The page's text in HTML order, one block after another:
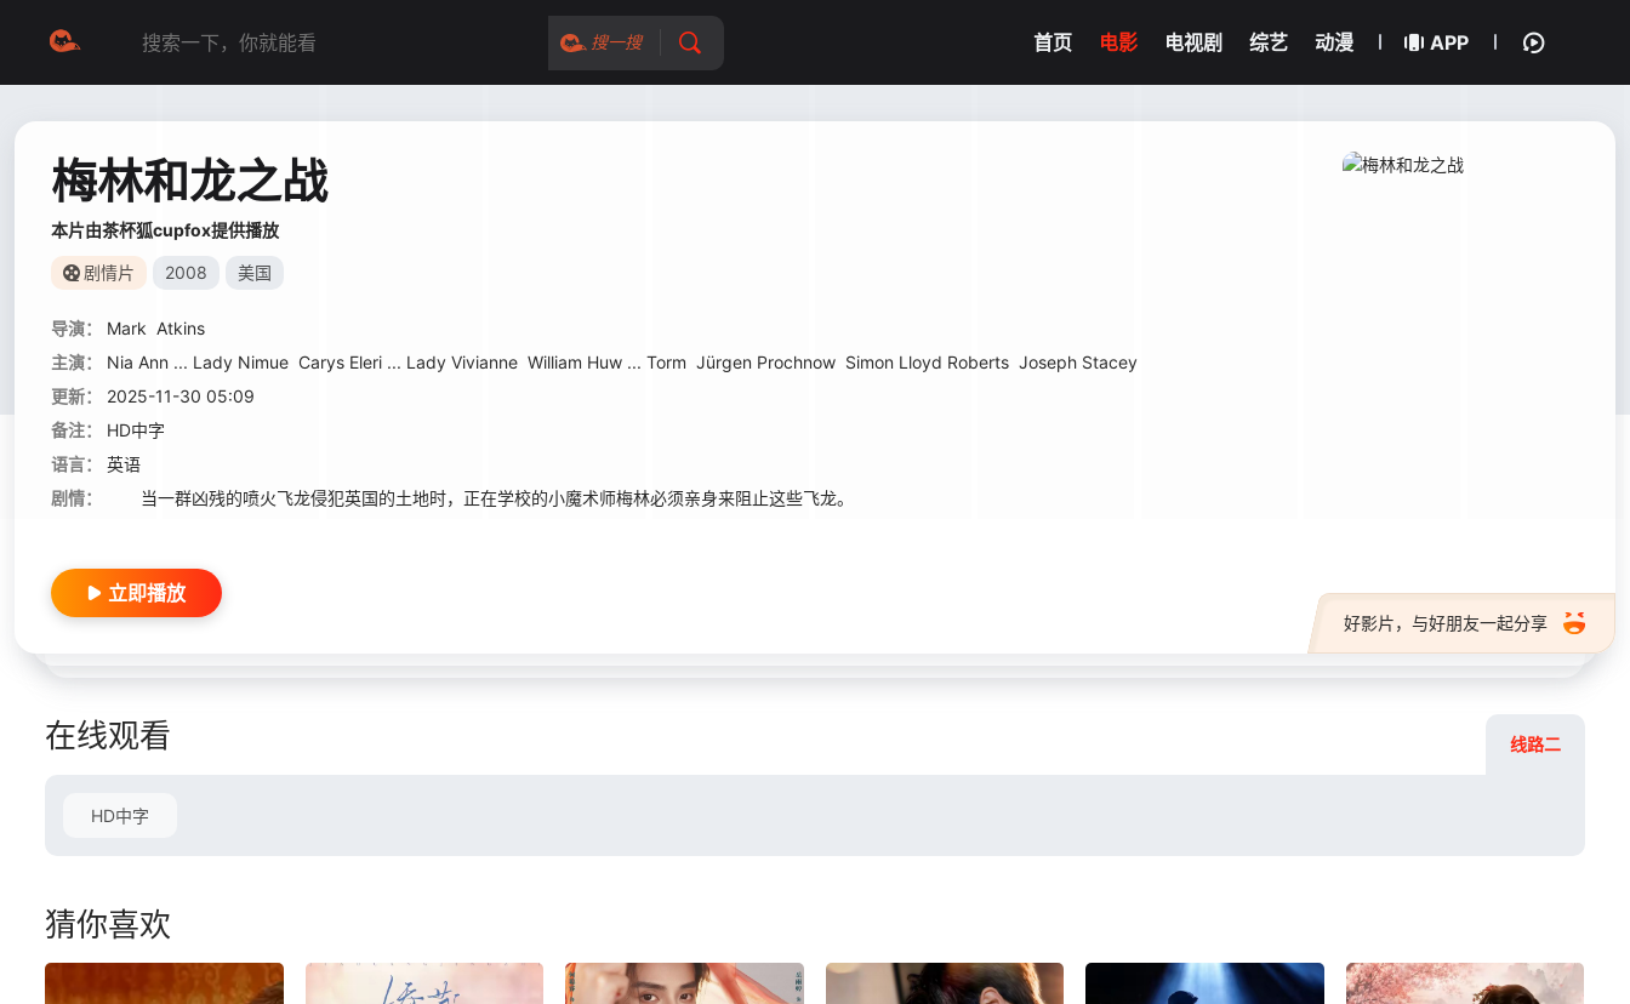
搜一搜 首页 电影 电视剧 综艺 动漫 APP
梅林和龙之战
本片由茶杯狐cupfox提供播放
剧情片 2008 美国
导演： Mark Atkins
主演：
Nia Ann ... Lady Nimue Carys Eleri ... Lady Vivianne William Huw ... Torm Jürgen Prochnow Simon Lloyd Roberts Joseph Stacey
更新：
2025-11-30 05:09
备注：
HD中字
语言：
英语
剧情：
当一群凶残的喷火飞龙侵犯英国的土地时，正在学校的小魔术师梅林必须亲身来阻止这些飞龙。
好影片，与好朋友一起分享
立即播放
在线观看 线路二
HD中字
猜你喜欢